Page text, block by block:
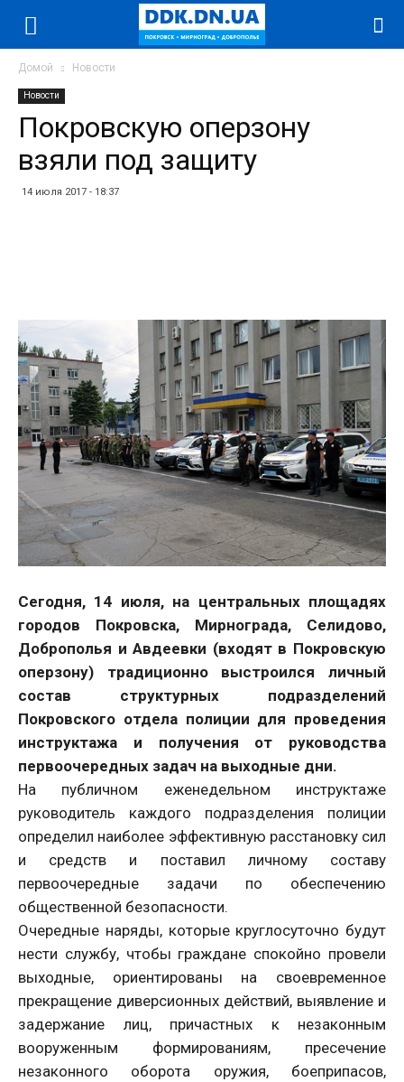
Домой Новости
Новости
Покровскую оперзону
взяли под защиту
14 июля 2017 - 18:37
Сегодня, 14 июля, на центральных площадях
городов Покровска, Мирнограда, Селидово,
Доброполья и Авдеевки (входят в Покровскую
оперзону) традиционно выстроился личный
состав структурных подразделений
Покровского отдела полиции для проведения
инструктажа и получения от руководства
первоочередных задач на выходные дни.
На публичном еженедельном инструктаже
руководитель каждого подразделения полиции
определил наиболее эффективную расстановку сил
и средств и поставил личному составу
первоочередные задачи по обеспечению
общественной безопасности.
Очередные наряды, которые круглосуточно будут
нести службу, чтобы граждане спокойно провели
выходные, ориентированы на своевременное
прекращение диверсионных действий, выявление и
задержание лиц, причастных к незаконным
вооруженным формированиям, пресечение
незаконного оборота оружия, боеприпасов,